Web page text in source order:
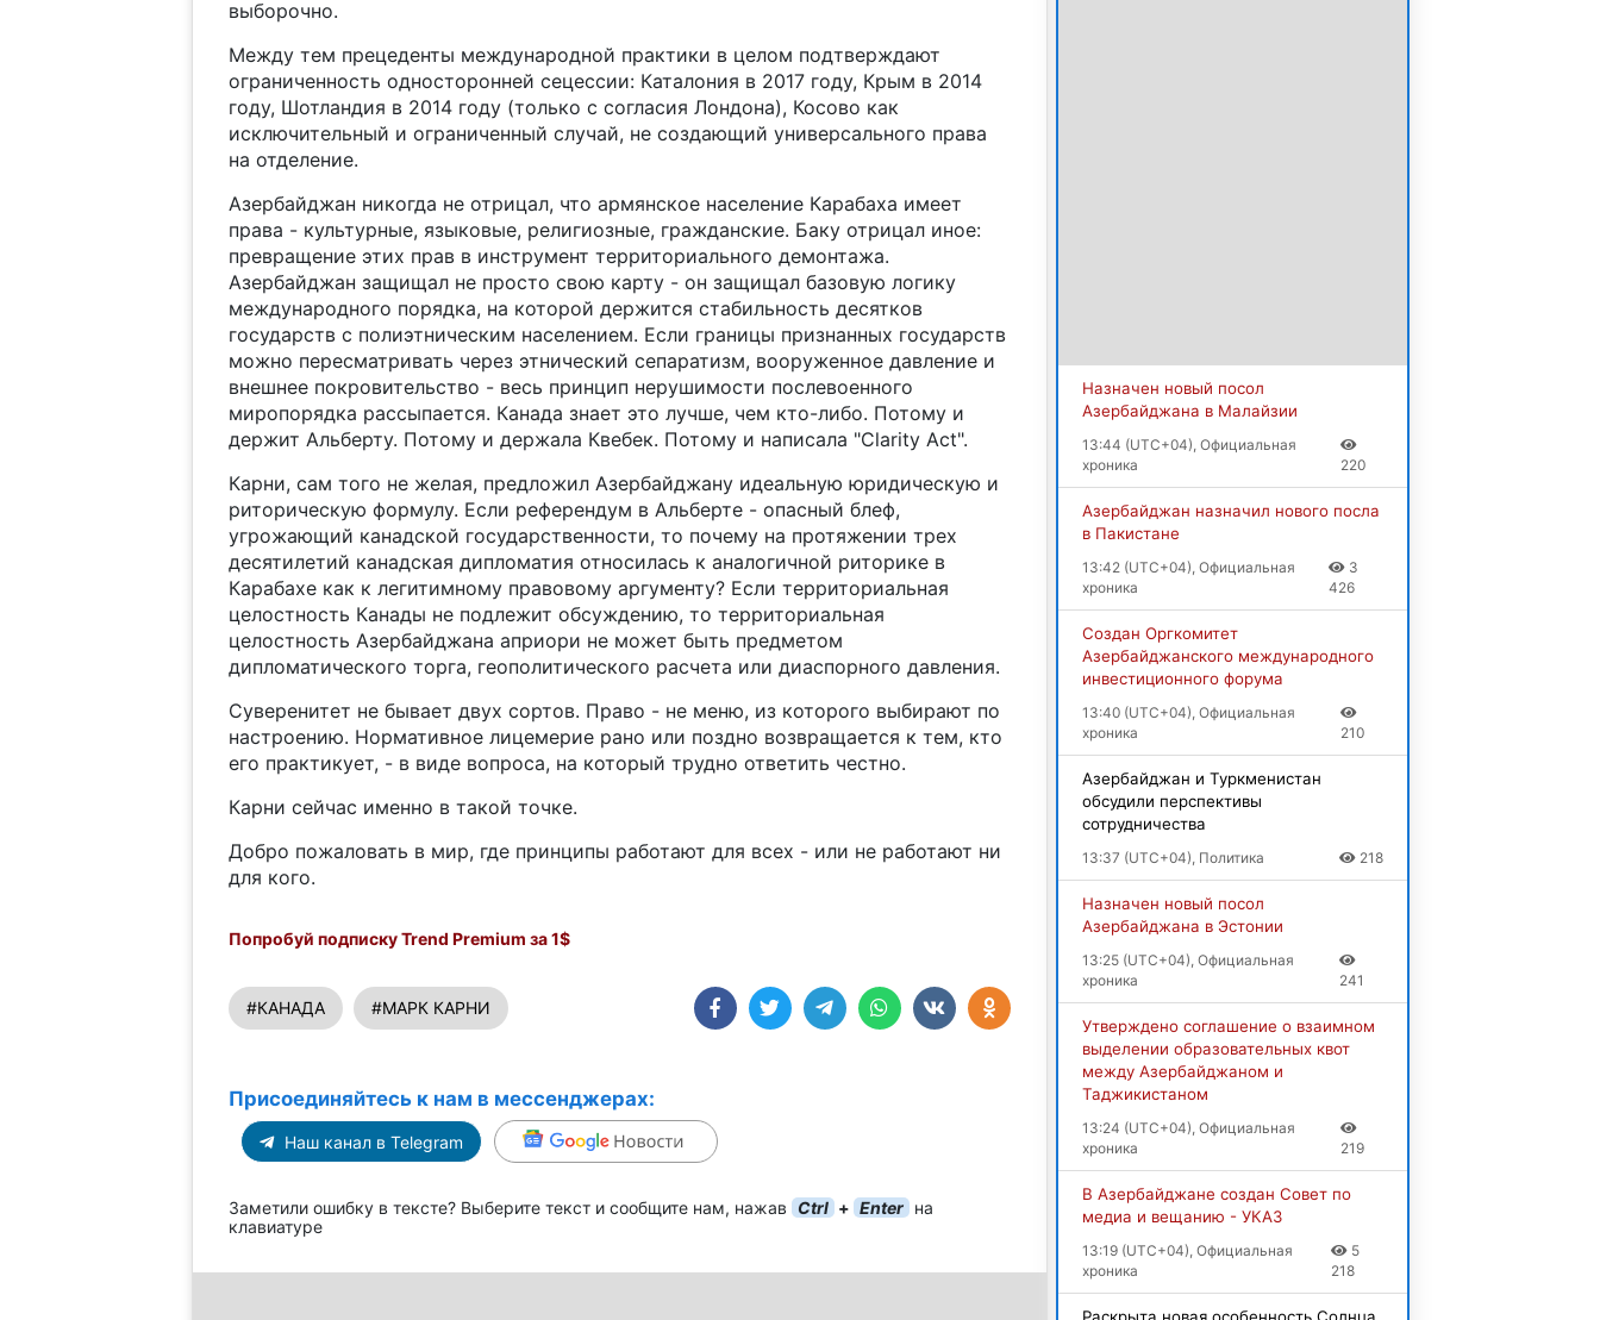
выборочно.
Между тем прецеденты международной практики в целом подтверждают
ограниченность односторонней сецессии: Каталония в 2017 году, Крым в 2014
году, Шотландия в 2014 году (только с согласия Лондона), Косово как
исключительный и ограниченный случай, не создающий универсального права
на отделение.
Азербайджан никогда не отрицал, что армянское население Карабаха имеет
права - культурные, языковые, религиозные, гражданские. Баку отрицал иное:
превращение этих прав в инструмент территориального демонтажа.
Азербайджан защищал не просто свою карту - он защищал базовую логику
международного порядка, на которой держится стабильность десятков
государств с полиэтническим населением. Если границы признанных государств
можно пересматривать через этнический сепаратизм, вооруженное давление и
внешнее покровительство - весь принцип нерушимости послевоенного
миропорядка рассыпается. Канада знает это лучше, чем кто-либо. Потому и
держит Альберту. Потому и держала Квебек. Потому и написала "Clarity Act".
Карни, сам того не желая, предложил Азербайджану идеальную юридическую и
риторическую формулу. Если референдум в Альберте - опасный блеф,
угрожающий канадской государственности, то почему на протяжении трех
десятилетий канадская дипломатия относилась к аналогичной риторике в
Карабахе как к легитимному правовому аргументу? Если территориальная
целостность Канады не подлежит обсуждению, то территориальная
целостность Азербайджана априори не может быть предметом
дипломатического торга, геополитического расчета или диаспорного давления.
Суверенитет не бывает двух сортов. Право - не меню, из которого выбирают по
настроению. Нормативное лицемерие рано или поздно возвращается к тем, кто
его практикует, - в виде вопроса, на который трудно ответить честно.
Карни сейчас именно в такой точке.
Добро пожаловать в мир, где принципы работают для всех - или не работают ни
для кого.
Попробуй подписку Trend Premium за 1$
#КАНАДА #МАРК КАРНИ
Присоединяйтесь к нам в мессенджерах:
Наш канал в Telegram
Заметили ошибку в тексте? Выберите текст и сообщите нам, нажав Ctrl + Enter на
клавиатуре
Назначен новый посол
Азербайджана в Малайзии
13:44 (UTC+04), Официальная
хроника
220
Азербайджан назначил нового посла
в Пакистане
13:42 (UTC+04), Официальная
хроника
3
426
Создан Оргкомитет
Азербайджанского международного
инвестиционного форума
13:40 (UTC+04), Официальная
хроника
210
Азербайджан и Туркменистан
обсудили перспективы
сотрудничества
13:37 (UTC+04), Политика 218
Назначен новый посол
Азербайджана в Эстонии
13:25 (UTC+04), Официальная
хроника
241
Утверждено соглашение о взаимном
выделении образовательных квот
между Азербайджаном и
Таджикистаном
13:24 (UTC+04), Официальная
хроника
219
В Азербайджане создан Совет по
медиа и вещанию - УКАЗ
13:19 (UTC+04), Официальная
хроника
5
218
Раскрыта новая особенность Солнца